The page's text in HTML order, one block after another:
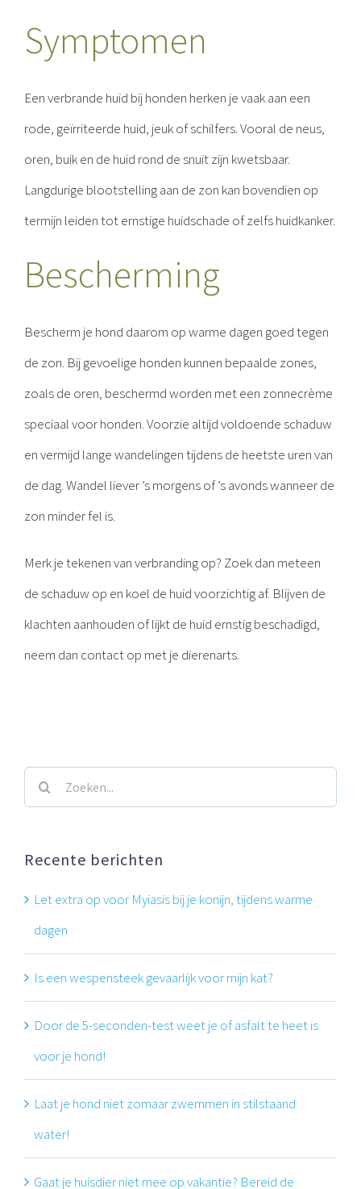
Symptomen
Een verbrande huid bij honden herken je vaak aan een
rode, geïrriteerde huid, jeuk of schilfers. Vooral de neus,
oren, buik en de huid rond de snuit zijn kwetsbaar.
Langdurige blootstelling aan de zon kan bovendien op
termijn leiden tot ernstige huidschade of zelfs huidkanker.
Bescherming
Bescherm je hond daarom op warme dagen goed tegen
de zon. Bij gevoelige honden kunnen bepaalde zones,
zoals de oren, beschermd worden met een zonnecrème
speciaal voor honden. Voorzie altijd voldoende schaduw
en vermijd lange wandelingen tijdens de heetste uren van
de dag. Wandel liever ’s morgens of ’s avonds wanneer de
zon minder fel is.
Merk je tekenen van verbranding op? Zoek dan meteen
de schaduw op en koel de huid voorzichtig af. Blijven de
klachten aanhouden of lijkt de huid ernstig beschadigd,
neem dan contact op met je dierenarts.
Zoeken
naar:
Recente berichten
Let extra op voor Myiasis bij je konijn, tijdens warme
dagen
Is een wespensteek gevaarlijk voor mijn kat?
Door de 5-seconden-test weet je of asfalt te heet is
voor je hond!
Laat je hond niet zomaar zwemmen in stilstaand
water!
Gaat je huisdier niet mee op vakantie? Bereid de